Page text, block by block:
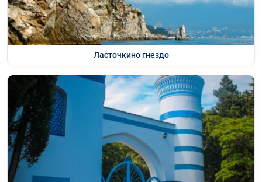
Ласточкино гнездо